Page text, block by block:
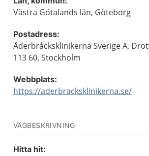
Västra Götalands län, Göteborg
Postadress:
Åderbråcksklinikerna Sverige A,
113 60, Stockholm
Webbplats:
https://aderbracksklinikerna.se/
VÄGBESKRIVNING
Hitta hit: